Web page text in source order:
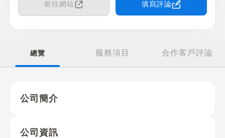
前往網站 填寫評論
總覽 服務項目 合作客戶評論
公司簡介
公司資訊